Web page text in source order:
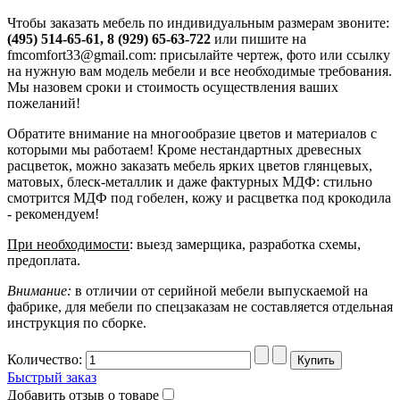
Чтобы заказать мебель по индивидуальным размерам звоните:
(495) 514-65-61, 8 (929) 65-63-722 или пишите на
fmcomfort33@gmail.com: присылайте чертеж, фото или ссылку
на нужную вам модель мебели и все необходимые требования.
Мы назовем сроки и стоимость осуществления ваших
пожеланий!
Обратите внимание на многообразие цветов и материалов с
которыми мы работаем! Кроме нестандартных древесных
расцветок, можно заказать мебель ярких цветов глянцевых,
матовых, блеск-металлик и даже фактурных МДФ: стильно
смотрится МДФ под гобелен, кожу и расцветка под крокодила
- рекомендуем!
При необходимости: выезд замерщика, разработка схемы,
предоплата.
Внимание: в отличии от серийной мебели выпускаемой на
фабрике, для мебели по спецзаказам не составляется отдельная
инструкция по сборке.
Количество:
Быстрый заказ
Добавить отзыв о товаре